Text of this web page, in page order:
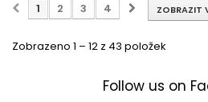
ZOBRAZIT
1 2 3 4
Zobrazeno 1 – 12 z 43 položek
Follow us on